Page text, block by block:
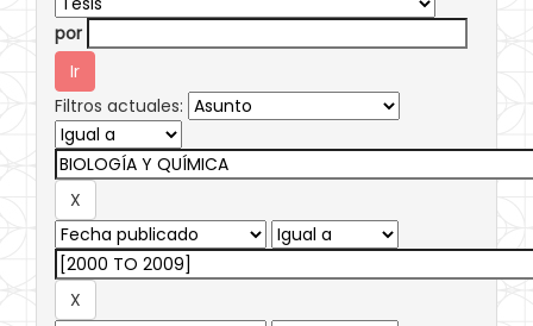
por
Filtros actuales: